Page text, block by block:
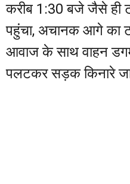
करीब 1:30 बजे जैसे ही
पहुंचा, अचानक आगे का
आवाज के साथ वाहन
पलटकर सड़क किनारे जा